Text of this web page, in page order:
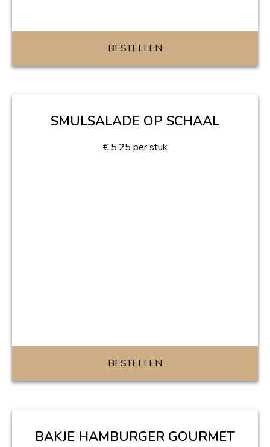
BESTELLEN
SMULSALADE OP SCHAAL
€ 5.25 per stuk
BESTELLEN
BAKJE HAMBURGER GOURMET